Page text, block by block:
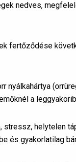
nedves,
fertőződése
nyálkahártya
a
helytelen
és gyakorlatilag